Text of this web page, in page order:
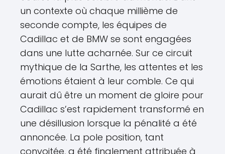
un contexte où chaque millième de
seconde compte, les équipes de
Cadillac et de BMW se sont engagées
dans une lutte acharnée. Sur ce circuit
mythique de la Sarthe, les attentes et les
émotions étaient à leur comble. Ce qui
aurait dû être un moment de gloire pour
Cadillac s’est rapidement transformé en
une désillusion lorsque la pénalité a été
annoncée. La pole position, tant
convoitée, a été finalement attribuée à